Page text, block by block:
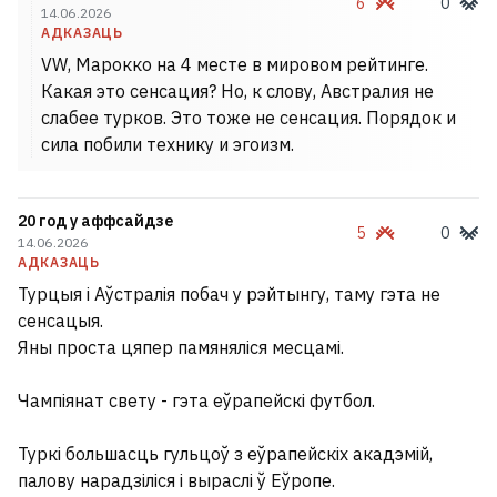
14.06.2026
АДКАЗАЦЬ
VW, Марокко на 4 месте в мировом рейтинге.
Какая это сенсация? Но, к слову, Австралия не
слабее турков. Это тоже не сенсация. Порядок и
сила побили технику и эгоизм.
20 год у аффсайдзе
14.06.2026
АДКАЗАЦЬ
5 0
Турцыя і Аўстралія побач у рэйтынгу, таму гэта не
сенсацыя.
Яны проста цяпер памяняліся месцамі.
Чампіянат свету - гэта еўрапейскі футбол.
Туркі большасць гульцоў з еўрапейскіх акадэмій,
палову нарадзіліся і выраслі ў Еўропе.
не любяць заезджых». Што
турыстычны бум прыносіць
Гродну